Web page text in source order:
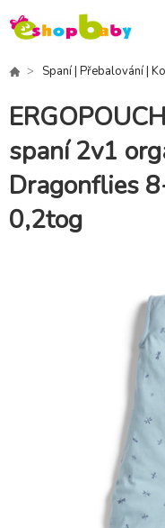
Spaní | Přebalování |
spaní 2v1
Dragonflies
0,2tog